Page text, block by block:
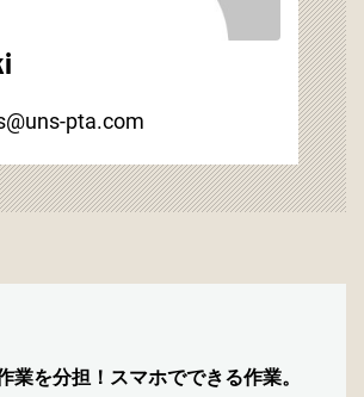
pta.com
業を分担！スマホでできる作業。